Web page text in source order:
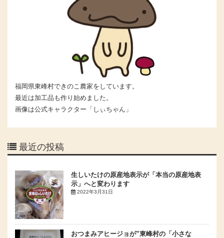
福岡県東峰村できのこ農家をしています。
最近は加工品も作り始めました。
画像は公式キャラクター「しぃちゃん」
最近の投稿
生しいたけの原産地表示が「本当の原産地表
示」へと変わります
2022年3月31日
おつまみアヒージョが”東峰村の「小さな